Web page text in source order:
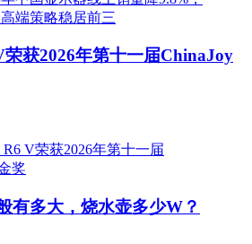
获2026年第十一届ChinaJoy
有多大，烧水壶多少W？